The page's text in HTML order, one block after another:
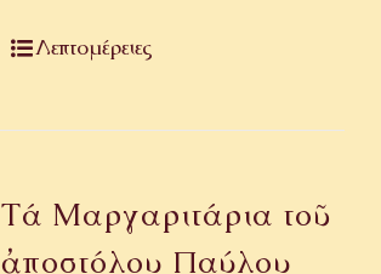
Λεπτομέρειες
Τά Μαργαριτάρια τοῦ
ἀποστόλου Παύλου